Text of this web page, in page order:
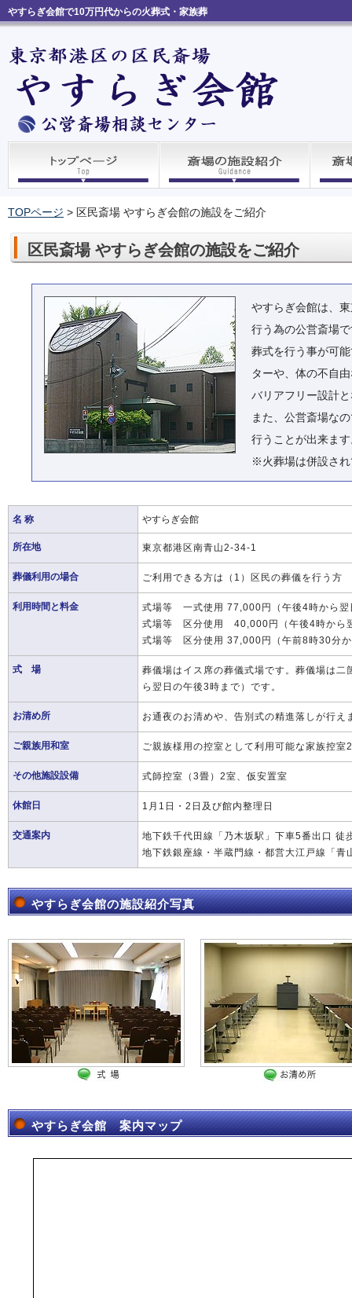
やすらぎ会館で10万円代からの火葬式・家族葬
TOPページ > 区民斎場 やすらぎ会館の施設をご紹介
区民斎場 やすらぎ会館の施設をご紹介
やすらぎ会館は、
行う為の公営斎場
葬式を行う事が可
ターや、体の不自
バリアフリー設計
また、公営斎場な
行うことが出来ま
※火葬場は併設さ
名 称 やすらぎ会館
所在地 東京都港区南青山2-34-1
葬儀利用の場合 ご利用できる方は（1）区民の葬儀を行う
利用時間と料金
式場等 一式使用 77,000円（午後4時から翌
式場等 区分使用 40,000円（午後4時から
式場等 区分使用 37,000円（午前8時30分
式 場
葬儀場はイス席の葬儀式場です。葬儀場は
ら翌日の午後3時まで）です。
お清め所 お通夜のお清めや、告別式の精進落しが行え
ご親族用和室 ご親族様用の控室として利用可能な家族控室
その他施設設備 式師控室（3畳）2室、仮安置室
休館日 1月1日・2日及び館内整理日
交通案内
地下鉄千代田線「乃木坂駅」下車5番出口 徒
地下鉄銀座線・半蔵門線・都営大江戸線「
やすらぎ会館の施設紹介写真
やすらぎ会館 案内マップ